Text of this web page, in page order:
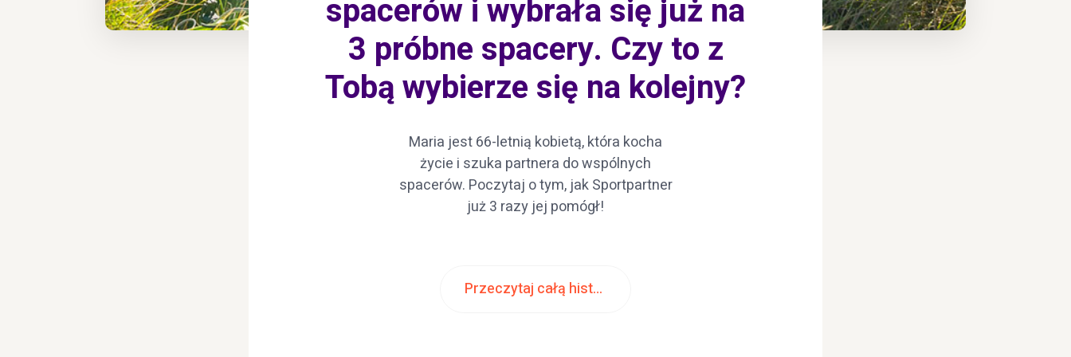
spacerów i wybrała się już na
3 próbne spacery. Czy to z
Tobą wybierze się na kolejny?
Maria jest 66-letnią kobietą, która kocha
życie i szuka partnera do wspólnych
spacerów. Poczytaj o tym, jak Sportpartner
już 3 razy jej pomógł!
Przeczytaj całą historię